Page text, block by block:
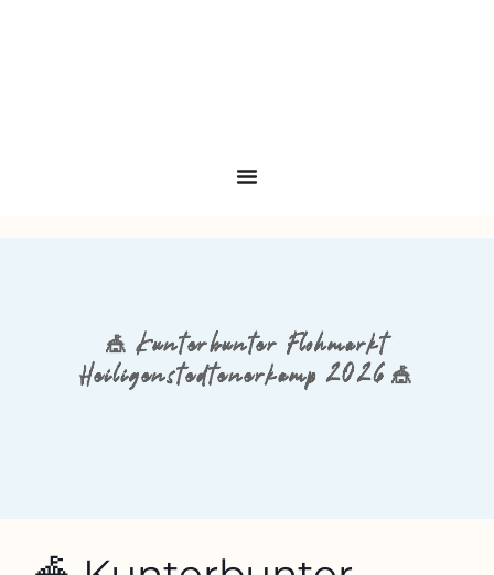
🎪 Kunterbunter Flohmarkt
Heiligenstedtenerkamp 2026 🎪